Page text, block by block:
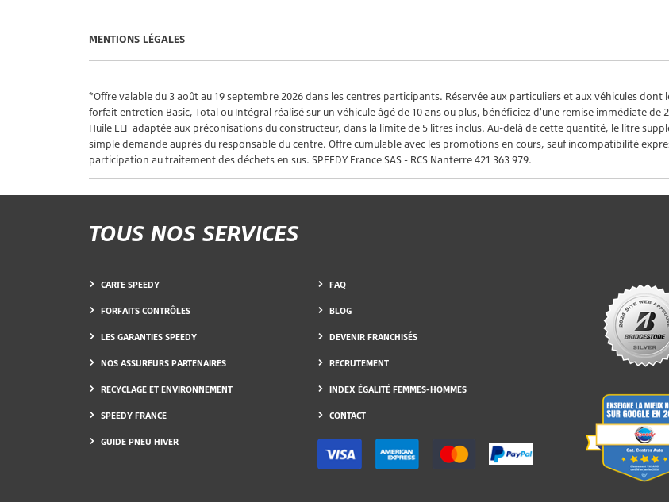
MENTIONS LÉGALES
*Offre valable du 3 août au 19 septembre 2026 dans les centres participants. Réservée aux particuliers et aux véhicules
forfait entretien Basic, Total ou Intégral réalisé sur un véhicule âgé de 10 ans ou plus, bénéficiez d'une remise immédiate
Huile ELF adaptée aux préconisations du constructeur, dans la limite de 5 litres inclus. Au-delà de cette quantité, le litre
simple demande auprès du responsable du centre. Offre cumulable avec les promotions en cours, sauf incompatibilité
participation au traitement des déchets en sus. SPEEDY France SAS - RCS Nanterre 421 363 979.
TOUS NOS SERVICES
CARTE SPEEDY
FORFAITS CONTRÔLES
LES GARANTIES SPEEDY
NOS ASSUREURS PARTENAIRES
RECYCLAGE ET ENVIRONNEMENT
SPEEDY FRANCE
GUIDE PNEU HIVER
FAQ
BLOG
DEVENIR FRANCHISÉS
RECRUTEMENT
INDEX ÉGALITÉ FEMMES-HOMMES
CONTACT